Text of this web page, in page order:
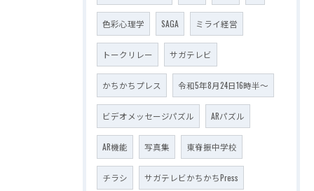
色彩心理学 SAGA ミライ経営
トークリレー サガテレビ
かちかちプレス 令和5年8月24日16時半～
ビデオメッセージパズル ARパズル
AR機能 写真集 東脊振中学校
チラシ サガテレビかちかちPress